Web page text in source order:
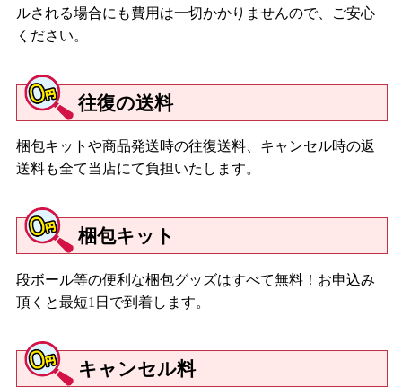
ルされる場合にも費用は一切かかりませんので、ご安心
ください。
往復の送料
梱包キットや商品発送時の往復送料、キャンセル時の返
送料も全て当店にて負担いたします。
梱包キット
段ボール等の便利な梱包グッズはすべて無料！お申込み
頂くと最短1日で到着します。
キャンセル料